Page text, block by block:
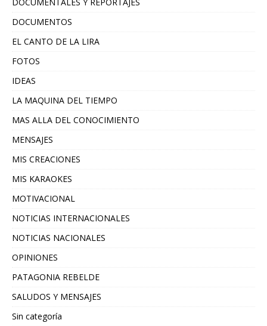
DOCUMENTOS
EL CANTO DE LA LIRA
FOTOS
IDEAS
LA MAQUINA DEL TIEMPO
MAS ALLA DEL CONOCIMIENTO
MENSAJES
MIS CREACIONES
MIS KARAOKES
MOTIVACIONAL
NOTICIAS INTERNACIONALES
NOTICIAS NACIONALES
OPINIONES
PATAGONIA REBELDE
SALUDOS Y MENSAJES
Sin categoría